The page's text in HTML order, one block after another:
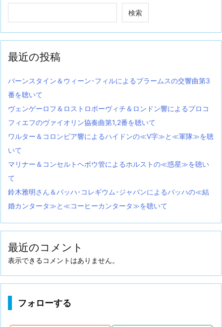
検索
最近の投稿
バーンスタイン＆ウィーン･フィルによるブラームスの交響曲第3
番を聴いて
ヴェンゲーロフ＆ロストロポーヴィチ＆ロンドン響によるプロコ
フィエフのヴァイオリン協奏曲第1,2番を聴いて
ワルター＆コロンビア響によるハイドンの≪V字≫と≪軍隊≫を聴
いて
マリナー＆コンセルトヘボウ管によるホルストの≪惑星≫を聴い
て
鈴木雅明さん＆バッハ･コレギウム･ジャパンによるバッハの≪結
婚カンタータ≫と≪コーヒーカンタータ≫を聴いて
最近のコメント
表示できるコメントはありません。
フォローする